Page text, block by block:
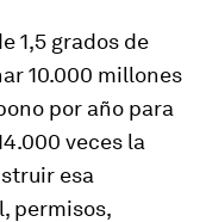
1,5 grados de
10.000 millones
por año para
veces la
esa
permisos,